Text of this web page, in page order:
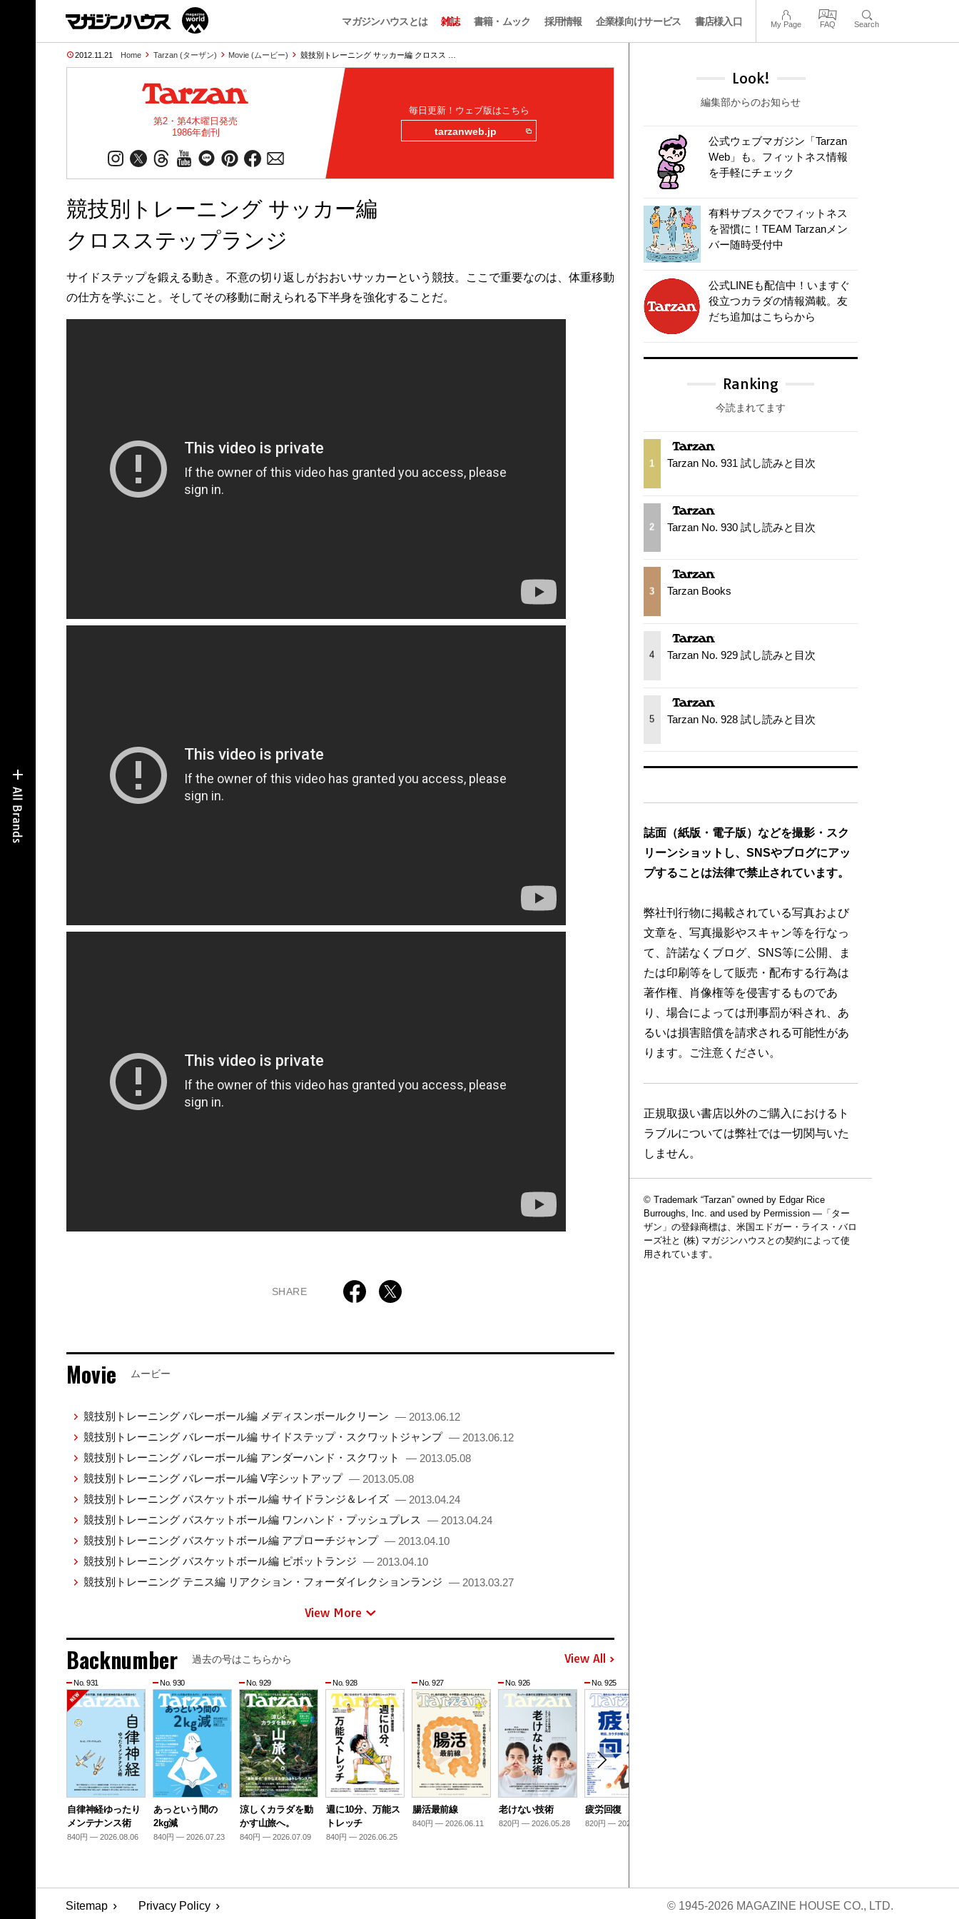
マガジンハウスとは 雑誌 書籍・ムック 採用情報 企業様向けサービス 書店様入口 My Page FAQ Search
2012.11.21 Home Tarzan (ターザン) Movie (ムービー) 競技別トレーニング サッカー編 クロスス …
第2・第4木曜日発売
1986年創刊
毎日更新！ウェブ版はこちら
tarzanweb.jp
競技別トレーニング サッカー編
クロスステップランジ
サイドステップを鍛える動き。不意の切り返しがおおいサッカーという競技。ここで重要なのは、体重移動
の仕方を学ぶこと。そしてその移動に耐えられる下半身を強化することだ。
SHARE
Movie ムービー
競技別トレーニング バレーボール編 メディスンボールクリーン — 2013.06.12
競技別トレーニング バレーボール編 サイドステップ・スクワットジャンプ — 2013.06.12
競技別トレーニング バレーボール編 アンダーハンド・スクワット
— 2013.05.08
競技別トレーニング バレーボール編 V字シットアップ — 2013.05.08
競技別トレーニング バスケットボール編 サイドランジ＆レイズ — 2013.04.24
競技別トレーニング バスケットボール編 ワンハンド・プッシュプレス
— 2013.04.24
競技別トレーニング バスケットボール編 アプローチジャンプ — 2013.04.10
競技別トレーニング バスケットボール編 ピボットランジ — 2013.04.10
競技別トレーニング テニス編 リアクション・フォーダイレクションランジ — 2013.03.27
View More
Backnumber 過去の号はこちらから View All
No. 931
自律神経ゆったり
メンテナンス術
840円 — 2026.08.06
No. 930
あっという間の
2kg減
840円 — 2026.07.23
No. 929
涼しくカラダを動
かす山旅へ。
840円 — 2026.07.09
No. 928
週に10分、万能ス
トレッチ
840円 — 2026.06.25
No. 927
腸活最前線
840円 — 2026.06.11
No. 926
老けない技術
820円 — 2026.05.28
No. 925
疲労回復
820円 — 2026.05.14
Look!
編集部からのお知らせ
公式ウェブマガジン「Tarzan
Web」も。フィットネス情報
を手軽にチェック
有料サブスクでフィットネス
を習慣に！TEAM Tarzanメン
バー随時受付中
公式LINEも配信中！いますぐ
役立つカラダの情報満載。友
だち追加はこちらから
Ranking
今読まれてます
1 Tarzan No. 931 試し読みと目次
2 Tarzan No. 930 試し読みと目次
3 Tarzan Books
4 Tarzan No. 929 試し読みと目次
5 Tarzan No. 928 試し読みと目次
誌面（紙版・電子版）などを撮影・スク
リーンショットし、SNSやブログにアッ
プすることは法律で禁止されています。
弊社刊行物に掲載されている写真および
文章を、写真撮影やスキャン等を行なっ
て、許諾なくブログ、SNS等に公開、ま
たは印刷等をして販売・配布する行為は
著作権、肖像権等を侵害するものであ
り、場合によっては刑事罰が科され、あ
るいは損害賠償を請求される可能性があ
ります。ご注意ください。
正規取扱い書店以外のご購入におけるト
ラブルについては弊社では一切関与いた
しません。
© Trademark “Tarzan” owned by Edgar Rice
Burroughs, Inc. and used by Permission —「ター
ザン」の登録商標は、米国エドガー・ライス・バロ
ーズ社と (株) マガジンハウスとの契約によって使
用されています。
Sitemap Privacy Policy © 1945-2026 MAGAZINE HOUSE CO., LTD.